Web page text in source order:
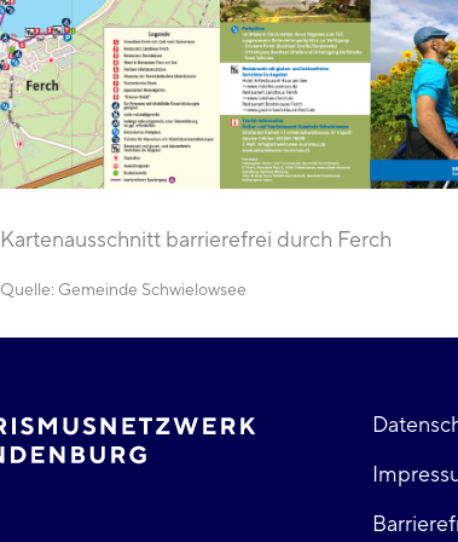
Kartenausschnitt barrierefrei durch Ferch
Quelle: Gemeinde Schwielowsee